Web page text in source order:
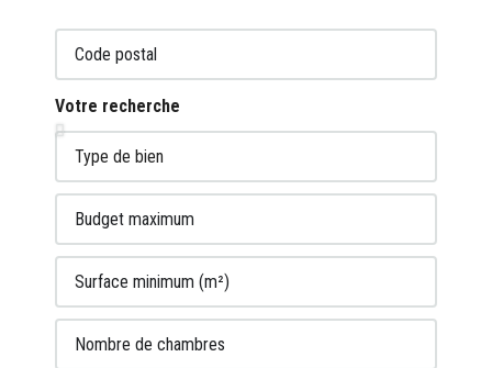
Votre recherche